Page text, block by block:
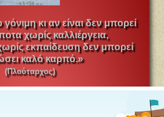
κι αν είναι δεν μπορεί
χωρίς καλλιέργεια,
εκπαίδευση δεν μπορεί
καλό καρπό.»
(Πλούταρχος)